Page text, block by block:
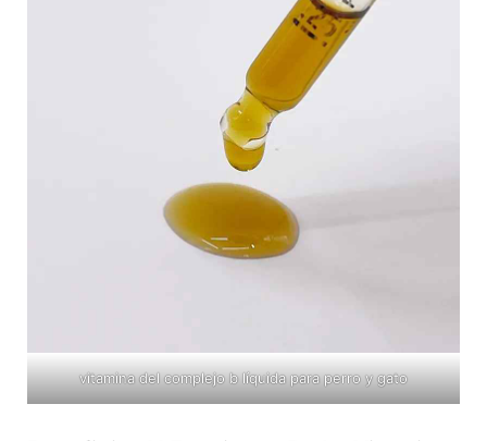
vitamina del complejo b líquida para perro y gato